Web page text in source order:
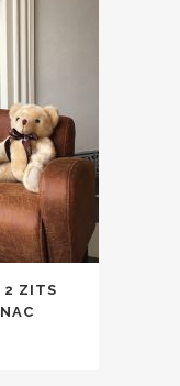
2 ZITS